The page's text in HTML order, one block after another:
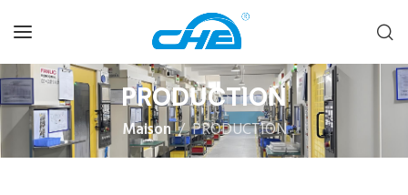
PRODUCTION
Maison PRODUCTION